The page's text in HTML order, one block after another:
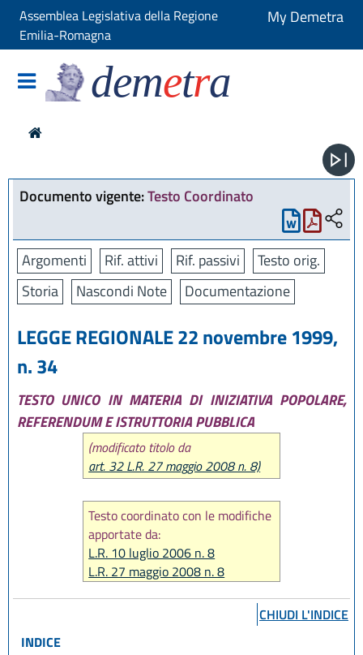
Assemblea Legislativa della Regione
Emilia-Romagna
My Demetra
demetra
Documento vigente:Testo Coordinato
Argomenti Rif. attivi Rif. passivi
Testo orig.
Storia
Nascondi Note Documentazione
LEGGE REGIONALE 22 novembre 1999,
n. 34
TESTO UNICO IN MATERIA DI INIZIATIVA POPOLARE,
REFERENDUM E ISTRUTTORIA PUBBLICA
(modificato titolo da
art. 32 L.R. 27 maggio 2008 n. 8)
Testo coordinato con le modifiche
apportate da:
L.R. 10 luglio 2006 n. 8
L.R. 27 maggio 2008 n. 8
CHIUDI L'INDICE
INDICE